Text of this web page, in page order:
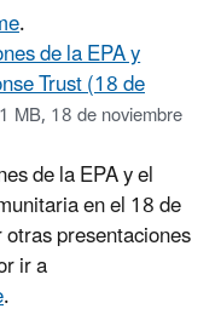
.
de la EPA y
Trust (18 de
MB, 18 de noviembre
de la EPA y el
en el 18 de
presentaciones
ir a
.